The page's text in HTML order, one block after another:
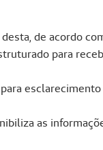
de acordo
para
as